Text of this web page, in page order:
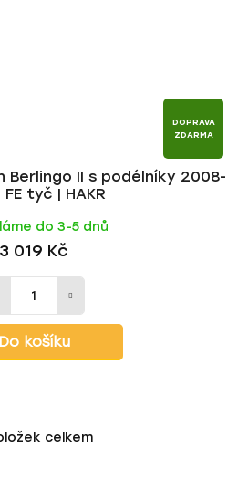
DOPRAVA
ZDARMA
II s podélníky 2008-
FE tyč | HAKR
do 3-5 dnů
3 019 Kč
Do košíku
Ocelkem